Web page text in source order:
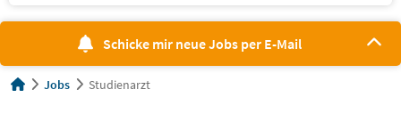
Schicke mir neue Jobs per E-Mail
Jobs Studienarzt